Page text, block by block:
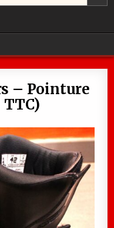
– Pointure
TTC)